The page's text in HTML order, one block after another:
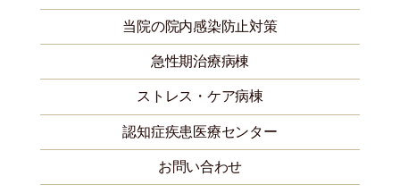
当院の院内感染防止対策
急性期治療病棟
ストレス・ケア病棟
認知症疾患医療センター
お問い合わせ